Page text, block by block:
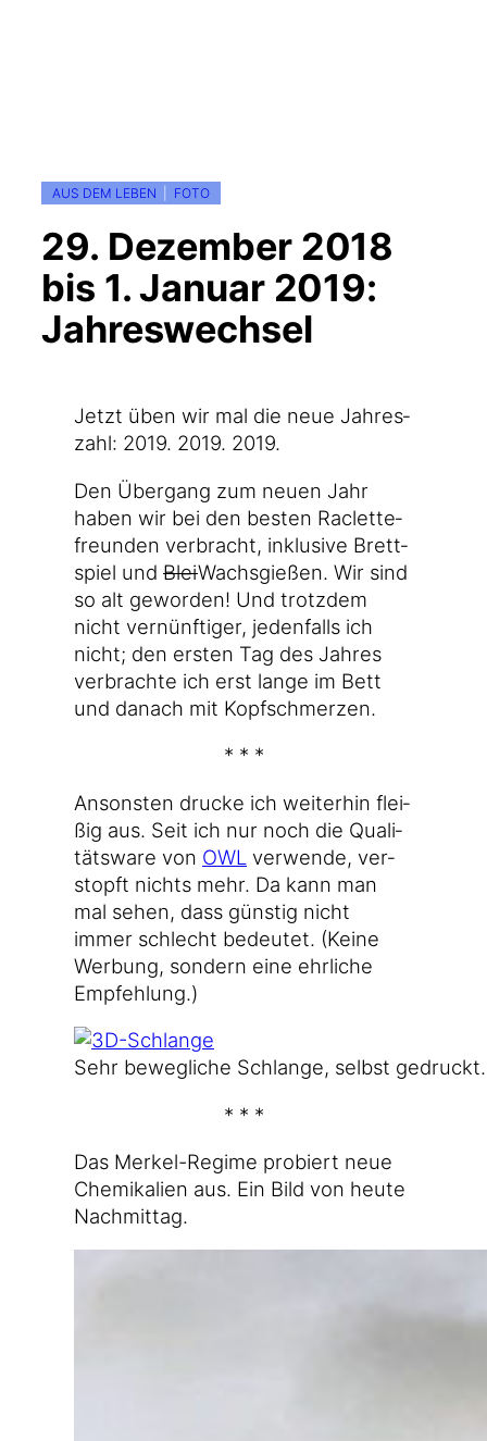
AUS DEM LEBEN FOTO
29. Dezember 2018
bis 1. Januar 2019:
Jahreswechsel
Jetzt üben wir mal die neue Jah­res­
zahl: 2019. 2019. 2019.
Den Über­gang zum neu­en Jahr
haben wir bei den bes­ten Raclette­
freun­den ver­bracht, inklu­si­ve Brett­
spiel und BleiWachs­gie­ßen. Wir sind
so alt gewor­den! Und trotz­dem
nicht ver­nünf­ti­ger, jeden­falls ich
nicht; den ers­ten Tag des Jah­res
ver­brach­te ich erst lan­ge im Bett
und danach mit Kopfschmerzen.
* * *
Ansons­ten dru­cke ich wei­ter­hin flei­
ßig aus. Seit ich nur noch die Qua­li­
täts­wa­re von OWL ver­wen­de, ver­
stopft nichts mehr. Da kann man
mal sehen, dass güns­tig nicht
immer schlecht bedeu­tet. (Kei­ne
Wer­bung, son­dern eine ehr­li­che
Empfehlung.)
Sehr beweg­li­che Schlan­ge, selbst gedruckt.
* * *
Das Merkel-Regime pro­biert neue
Che­mi­ka­li­en aus. Ein Bild von heu­te
Nachmittag.